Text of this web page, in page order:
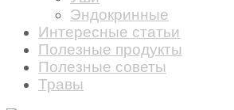
Эндокринные
Интересные статьи
Полезные продукты
Полезные советы
Травы